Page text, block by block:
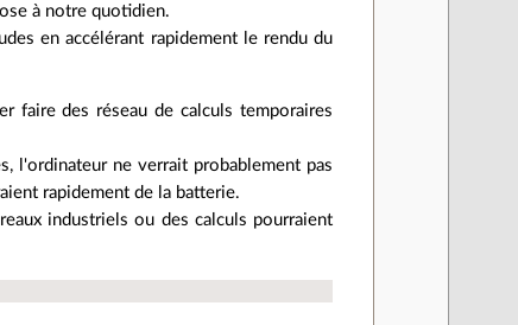
à notre quotidien.
en accélérant rapidement le rendu du
faire des réseau de calculs temporaires
l'ordinateur ne verrait probablement pas
rapidement de la batterie.
industriels ou des calculs pourraient